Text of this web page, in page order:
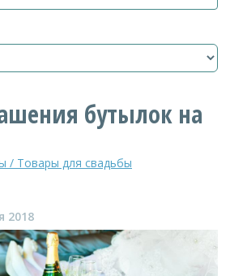
бутылок на
/ Товары для свадьбы
2018